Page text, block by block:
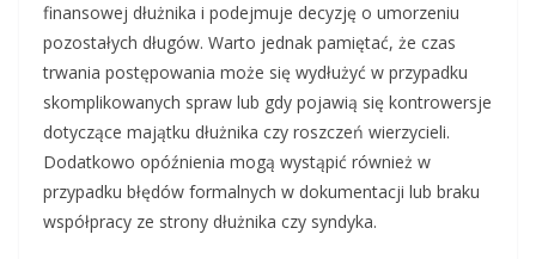
finansowej dłużnika i podejmuje decyzję o umorzeniu
pozostałych długów. Warto jednak pamiętać, że czas
trwania postępowania może się wydłużyć w przypadku
skomplikowanych spraw lub gdy pojawią się kontrowersje
dotyczące majątku dłużnika czy roszczeń wierzycieli.
Dodatkowo opóźnienia mogą wystąpić również w
przypadku błędów formalnych w dokumentacji lub braku
współpracy ze strony dłużnika czy syndyka.